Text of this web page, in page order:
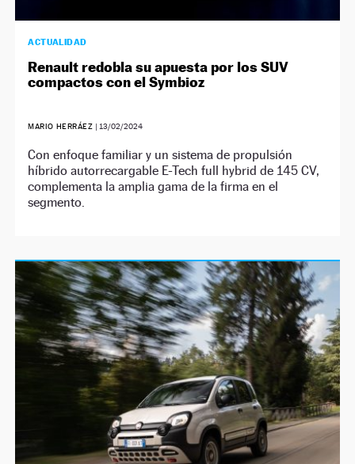
ACTUALIDAD
Renault redobla su apuesta por los SUV
compactos con el Symbioz
MARIO HERRÁEZ | 13/02/2024
Con enfoque familiar y un sistema de propulsión
híbrido autorrecargable E-Tech full hybrid de 145 CV,
complementa la amplia gama de la firma en el
segmento.